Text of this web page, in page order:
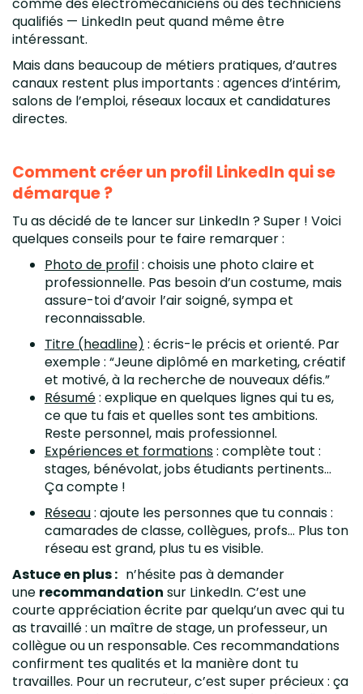
qualifiés — LinkedIn peut quand même être
intéressant.
Mais dans beaucoup de métiers pratiques, d’autres
canaux restent plus importants : agences d’intérim,
salons de l’emploi, réseaux locaux et candidatures
directes.
Comment créer un profil LinkedIn qui se
démarque ?
Tu as décidé de te lancer sur LinkedIn ? Super ! Voici
quelques conseils pour te faire remarquer :
Photo de profil: choisis une photo claire et
professionnelle. Pas besoin d’un costume, mais
assure-toi d’avoir l’air soigné, sympa et
reconnaissable.
Titre (headline) : écris-le précis et orienté. Par
exemple : “Jeune diplômé en marketing, créatif
et motivé, à la recherche de nouveaux défis.”
Résumé: explique en quelques lignes qui tu es,
ce que tu fais et quelles sont tes ambitions.
Reste personnel, mais professionnel.
Expériences et formations: complète tout :
stages, bénévolat, jobs étudiants pertinents…
Ça compte !
Réseau: ajoute les personnes que tu connais :
camarades de classe, collègues, profs… Plus ton
réseau est grand, plus tu es visible.
Astuce en plus : n’hésite pas à demander
une recommandation sur LinkedIn. C’est une
courte appréciation écrite par quelqu’un avec qui tu
as travaillé : un maître de stage, un professeur, un
collègue ou un responsable. Ces recommandations
confirment tes qualités et la manière dont tu
travailles. Pour un recruteur, c’est super précieux : ça